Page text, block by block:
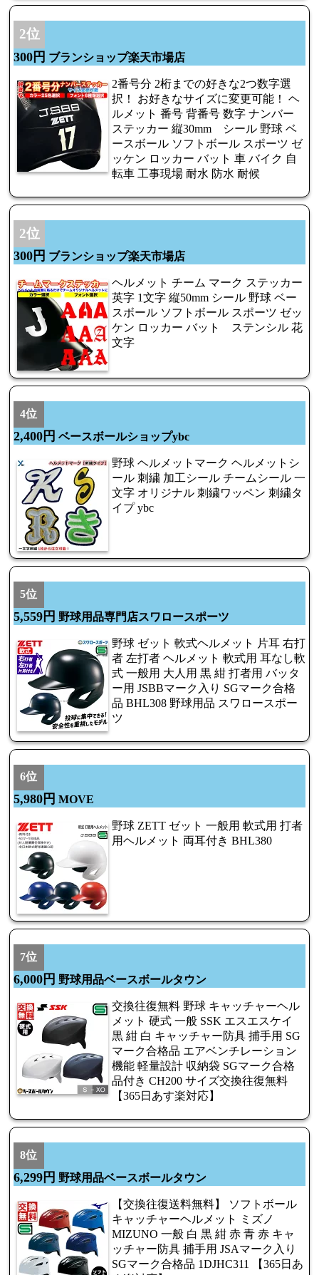
2位
300円 ブランショップ楽天市場店
2番号分 2桁までの好きな2つ数字選
択！ お好きなサイズに変更可能！ ヘ
ルメット 番号 背番号 数字 ナンバー
ステッカー 縦30mm シール 野球 ベ
ースボール ソフトボール スポーツ ゼ
ッケン ロッカー バット 車 バイク 自
転車 工事現場 耐水 防水 耐候
2位
300円 ブランショップ楽天市場店
ヘルメット チーム マーク ステッカー
英字 1文字 縦50mm シール 野球 ベー
スボール ソフトボール スポーツ ゼッ
ケン ロッカー バット ステンシル 花
文字
4位
2,400円 ベースボールショップybc
野球 ヘルメットマーク ヘルメットシ
ール 刺繍 加工シール チームシール 一
文字 オリジナル 刺繍ワッペン 刺繍タ
イプ ybc
5位
5,559円 野球用品専門店スワロースポーツ
野球 ゼット 軟式ヘルメット 片耳 右打
者 左打者 ヘルメット 軟式用 耳なし軟
式 一般用 大人用 黒 紺 打者用 バッタ
ー用 JSBBマーク入り SGマーク合格
品 BHL308 野球用品 スワロースポー
ツ
6位
5,980円 MOVE
野球 ZETT ゼット 一般用 軟式用 打者
用ヘルメット 両耳付き BHL380
7位
6,000円 野球用品ベースボールタウン
交換往復無料 野球 キャッチャーヘル
メット 硬式 一般 SSK エスエスケイ
黒 紺 白 キャッチャー防具 捕手用 SG
マーク合格品 エアベンチレーション
機能 軽量設計 収納袋 SGマーク合格
品付き CH200 サイズ交換往復無料
【365日あす楽対応】
8位
6,299円 野球用品ベースボールタウン
【交換往復送料無料】 ソフトボール
キャッチャーヘルメット ミズノ
MIZUNO 一般 白 黒 紺 赤 青 赤 キャ
ッチャー防具 捕手用 JSAマーク入り
SGマーク合格品 1DJHC311 【365日あ